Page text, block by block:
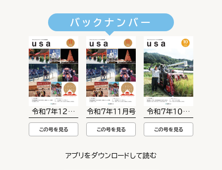
バックナンバー
令和７年１２月号
この号を見る
令和７年１１月号
この号を見る
令和７年１０月号
この号を見る
アプリをダウンロードして読む